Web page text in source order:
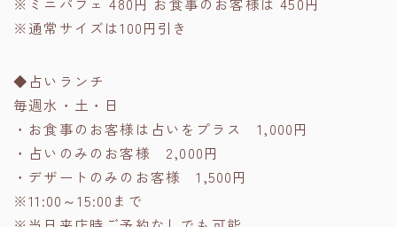
※通常サイズは100円引き
◆占いランチ
毎週水・土・日
・お食事のお客様は占いをプラス 1,000円
・占いのみのお客様 2,000円
・デザートのみのお客様 1,500円
※11:00～15:00まで